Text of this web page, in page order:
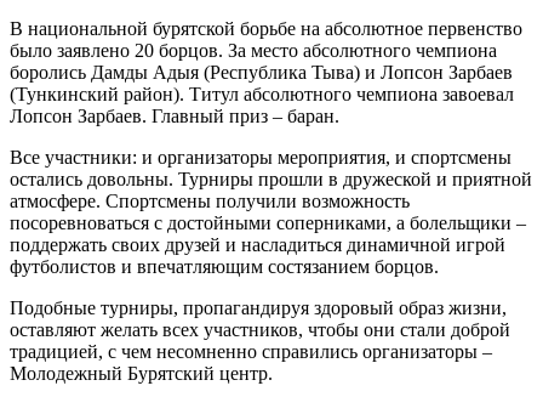
В национальной бурятской борьбе на абсолютное первенство
было заявлено 20 борцов. За место абсолютного чемпиона
боролись Дамды Адыя (Республика Тыва) и Лопсон Зарбаев
(Тункинский район). Титул абсолютного чемпиона завоевал
Лопсон Зарбаев. Главный приз – баран.
Все участники: и организаторы мероприятия, и спортсмены
остались довольны. Турниры прошли в дружеской и приятной
атмосфере. Спортсмены получили возможность
посоревноваться с достойными соперниками, а болельщики –
поддержать своих друзей и насладиться динамичной игрой
футболистов и впечатляющим состязанием борцов.
Подобные турниры, пропагандируя здоровый образ жизни,
оставляют желать всех участников, чтобы они стали доброй
традицией, с чем несомненно справились организаторы –
Молодежный Бурятский центр.